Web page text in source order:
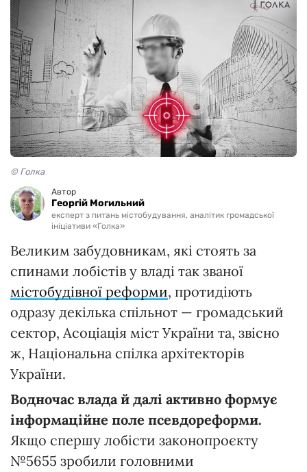
© Голка
Автор
Георгій Могильний
експерт з питань містобудування, аналітик громадської
ініціативи «Голка»
Великим забудовникам, які стоять за
спинами лобістів у владі так званої
містобудівної реформи, протидіють
одразу декілька спільнот — громадський
сектор, Асоціація міст України та, звісно
ж, Національна спілка архітекторів
України.
Водночас влада й далі активно формує
інформаційне поле псевдореформи.
Якщо спершу лобісти законопроєкту
№5655 зробили головними